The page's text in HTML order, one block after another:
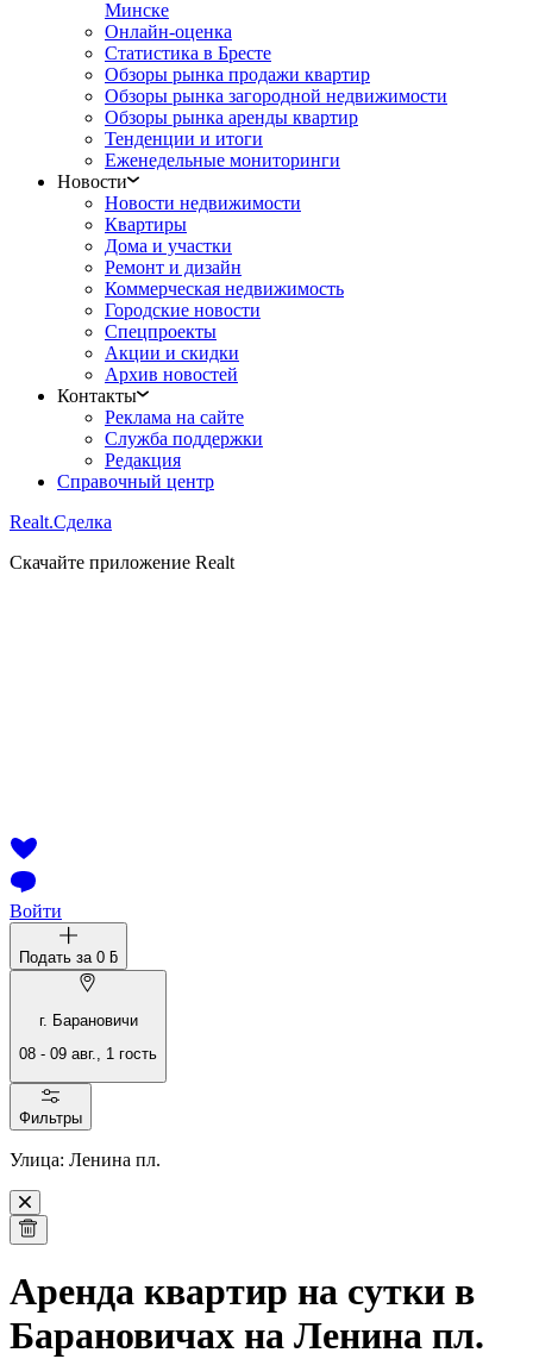
Минске
Онлайн-оценка
Статистика в Бресте
Обзоры рынка продажи квартир
Обзоры рынка загородной недвижимости
Обзоры рынка аренды квартир
Тенденции и итоги
Еженедельные мониторинги
Новости
Новости недвижимости
Квартиры
Дома и участки
Ремонт и дизайн
Коммерческая недвижимость
Городские новости
Спецпроекты
Акции и скидки
Архив новостей
Контакты
Реклама на сайте
Служба поддержки
Редакция
Справочный центр
Realt.Сделка
Скачайте приложение Realt
Войти
Подать за 0 ƃ
г. Барановичи
08 - 09 авг., 1 гость
Фильтры
Улица: Ленина пл.
Аренда квартир на сутки в
Барановичах на Ленина пл.